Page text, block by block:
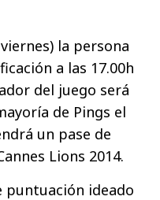
la persona
a las 17.00h
del juego será
de Pings el
un pase de
Lions 2014.
puntuación ideado